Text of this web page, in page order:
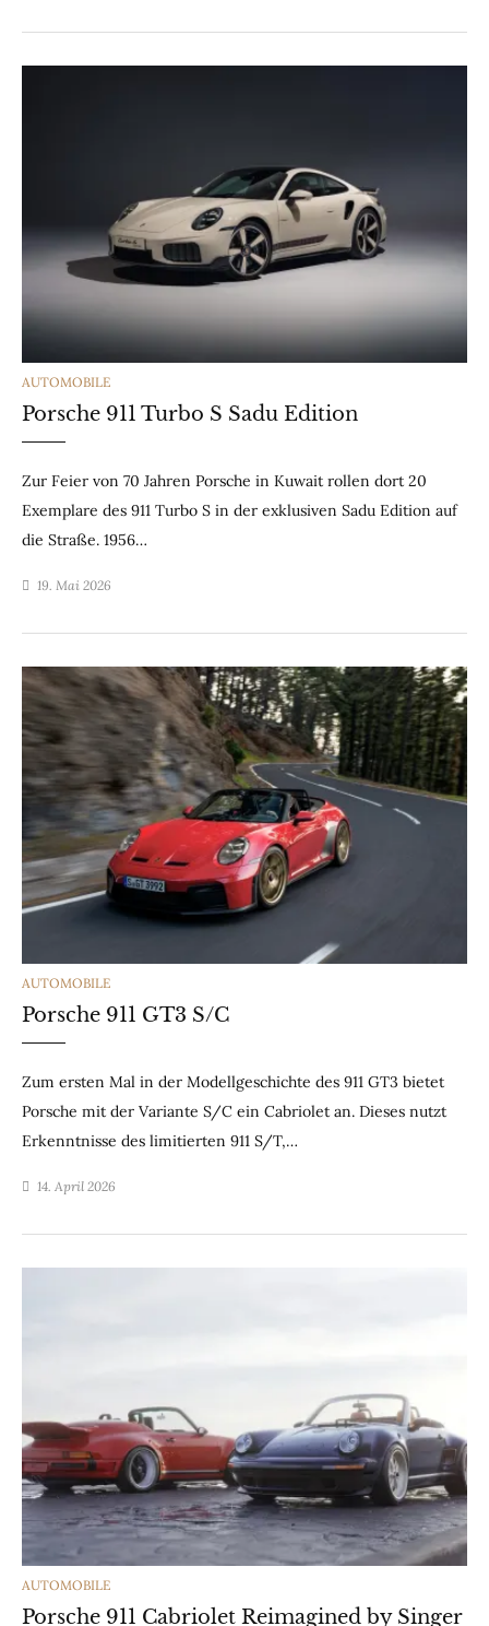
CATEGORIES
AUTOMOBILE
Porsche 911 Turbo S Sadu Edition
Zur Feier von 70 Jahren Porsche in Kuwait rollen dort 20
Exemplare des 911 Turbo S in der exklusiven Sadu Edition auf
die Straße. 1956…
19. Mai 2026
CATEGORIES
AUTOMOBILE
Porsche 911 GT3 S/C
Zum ersten Mal in der Modellgeschichte des 911 GT3 bietet
Porsche mit der Variante S/C ein Cabriolet an. Dieses nutzt
Erkenntnisse des limitierten 911 S/T,…
14. April 2026
CATEGORIES
AUTOMOBILE
Porsche 911 Cabriolet Reimagined by Singer